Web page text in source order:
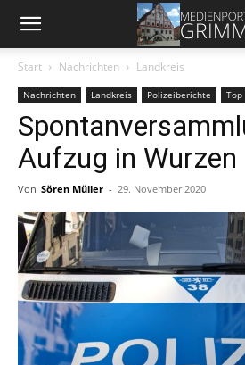
Start Nachrichten Landkreis
Nachrichten Landkreis Polizeiberichte Top
Aufzug in Wurzen
Von Sören Müller - 29. November 2020